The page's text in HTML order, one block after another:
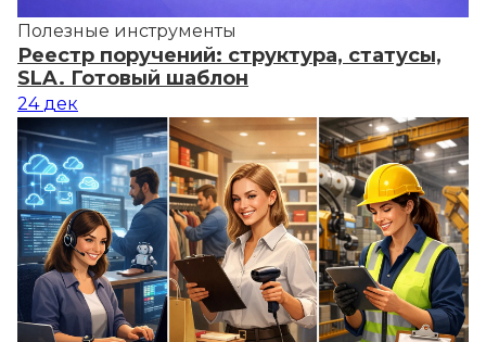
Полезные инструменты
Реестр поручений: структура, статусы,
SLA. Готовый шаблон
24 дек